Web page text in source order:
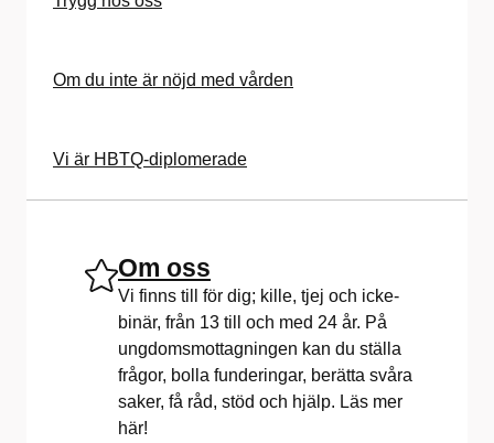
Om du inte är nöjd med vården
Vi är HBTQ-diplomerade
Om oss
Vi finns till för dig; kille, tjej och icke-
binär, från 13 till och med 24 år. På
ungdomsmottagningen kan du ställa
frågor, bolla funderingar, berätta svåra
saker, få råd, stöd och hjälp. Läs mer
här!